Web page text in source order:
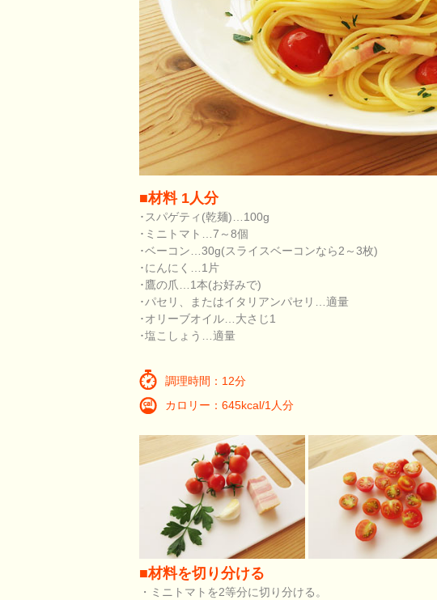
■材料 1人分
･スパゲティ(乾麺)…100g
･ミニトマト…7～8個
･ベーコン…30g(スライスベーコンなら2～3枚)
･にんにく…1片
･鷹の爪…1本(お好みで)
･パセリ、またはイタリアンパセリ…適量
･オリーブオイル…大さじ1
･塩こしょう…適量
調理時間：12分
カロリー：645kcal/1人分
■材料を切り分ける
・ミニトマトを2等分に切り分ける。